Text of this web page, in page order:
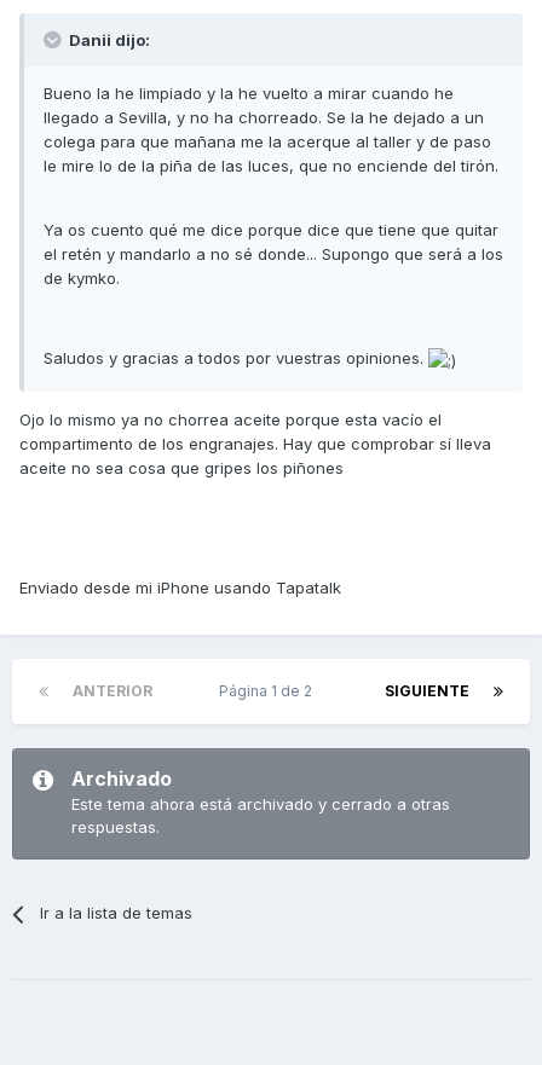
Danii dijo:
Bueno la he limpiado y la he vuelto a mirar cuando he
llegado a Sevilla, y no ha chorreado. Se la he dejado a un
colega para que mañana me la acerque al taller y de paso
le mire lo de la piña de las luces, que no enciende del tirón.
Ya os cuento qué me dice porque dice que tiene que quitar
el retén y mandarlo a no sé donde... Supongo que será a los
de kymko.
Saludos y gracias a todos por vuestras opiniones.
Ojo lo mismo ya no chorrea aceite porque esta vacío el
compartimento de los engranajes. Hay que comprobar sí lleva
aceite no sea cosa que gripes los piñones
Enviado desde mi iPhone usando Tapatalk
ANTERIOR SIGUIENTE
Página 1 de 2
Archivado
Este tema ahora está archivado y cerrado a otras
respuestas.
Ir a la lista de temas